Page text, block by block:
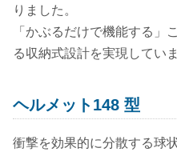
りました。
「かぶるだけで機能する」
る収納式設計を実現していま
ヘルメット148 型
衝撃を効果的に分散する球